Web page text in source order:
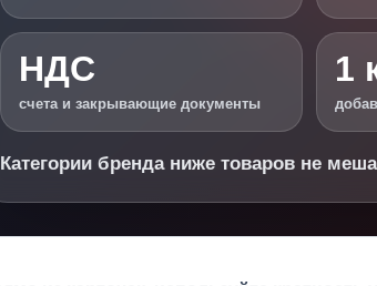
НДС
счета и закрывающие документы
1
Категории бренда ниже товаров не